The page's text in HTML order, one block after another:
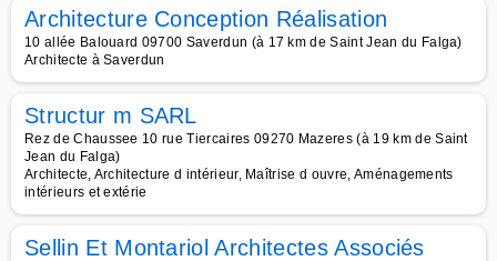
Architecture Conception Réalisation
10 allée Balouard 09700 Saverdun (à 17 km de Saint Jean du Falga)
Architecte à Saverdun
Structur m SARL
Rez de Chaussee 10 rue Tiercaires 09270 Mazeres (à 19 km de Saint
Jean du Falga)
Architecte, Architecture d intérieur, Maîtrise d ouvre, Aménagements
intérieurs et extérie
Sellin Et Montariol Architectes Associés